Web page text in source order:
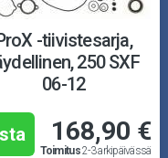
-tiivistesarja,
250 SXF
06-12
168,90 €
Toimitus2-3 arkipäivässä